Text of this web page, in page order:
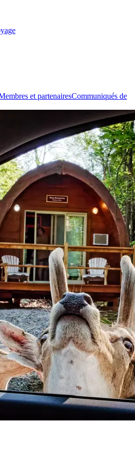
et partenairesCommuniqués de